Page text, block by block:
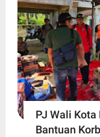
PJ Wali
Bantuan